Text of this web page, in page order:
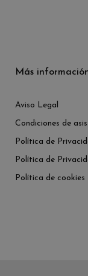
Más
Aviso Legal
Condiciones de
Política de
Política de
Política de cookies